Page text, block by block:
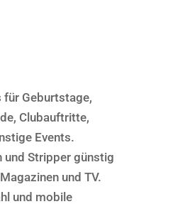
für Geburtstage,
Clubauftritte,
Events.
und Stripper günstig
und TV.
und mobile